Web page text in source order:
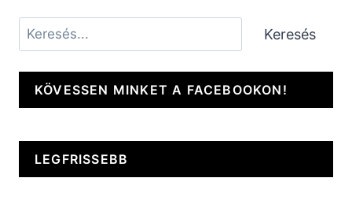
Keresés Keresés
KÖVESSEN MINKET A FACEBOOKON!
LEGFRISSEBB